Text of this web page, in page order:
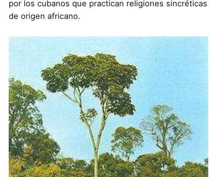
por los cubanos que practican religiones sincréticas
de origen africano.